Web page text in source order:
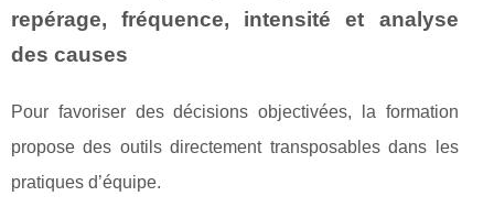
repérage, fréquence, intensité et analyse
des causes
Pour favoriser des décisions objectivées, la formation
propose des outils directement transposables dans les
pratiques d’équipe.